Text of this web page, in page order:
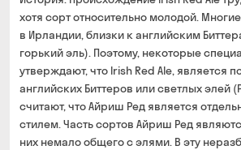
хотя сорт относительно молодой.
в Ирландии, близки к английским
горький эль). Поэтому, некоторые
утверждают, что Irish Red Ale, является
английских Биттеров или светлых элей
считают, что Айриш Ред является
стилем. Часть сортов Айриш Ред
них немало общего с элями. В эту